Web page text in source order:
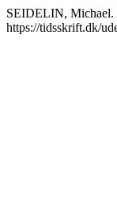
SEIDELIN, Michael.
https://tidsskrift.dk/